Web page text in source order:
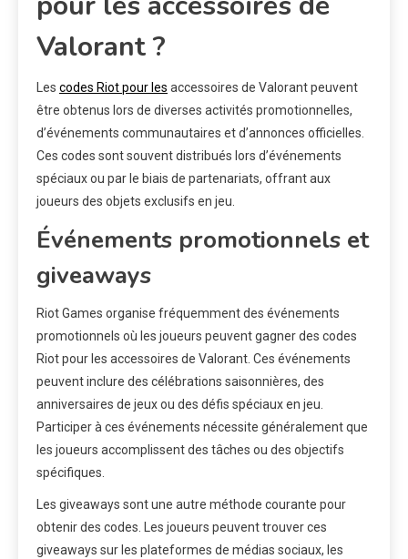
Valorant ?
Les codes Riot pour les accessoires de Valorant peuvent
être obtenus lors de diverses activités promotionnelles,
d’événements communautaires et d’annonces officielles.
Ces codes sont souvent distribués lors d’événements
spéciaux ou par le biais de partenariats, offrant aux
joueurs des objets exclusifs en jeu.
Événements promotionnels et
giveaways
Riot Games organise fréquemment des événements
promotionnels où les joueurs peuvent gagner des codes
Riot pour les accessoires de Valorant. Ces événements
peuvent inclure des célébrations saisonnières, des
anniversaires de jeux ou des défis spéciaux en jeu.
Participer à ces événements nécessite généralement que
les joueurs accomplissent des tâches ou des objectifs
spécifiques.
Les giveaways sont une autre méthode courante pour
obtenir des codes. Les joueurs peuvent trouver ces
giveaways sur les plateformes de médias sociaux, les